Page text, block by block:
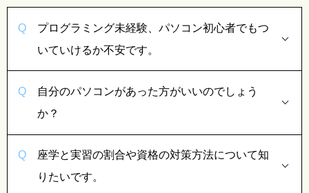
プログラミング未経験、パソコン初心者でもつ
いていけるか不安です。
自分のパソコンがあった方がいいのでしょう
か？
座学と実習の割合や資格の対策方法について知
りたいです。